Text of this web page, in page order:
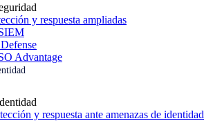
y respuesta ampliadas
Advantage
y respuesta ante amenazas de identidad